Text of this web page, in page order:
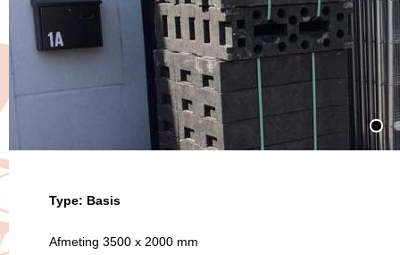
Type: Basis
Afmeting 3500 x 2000 mm